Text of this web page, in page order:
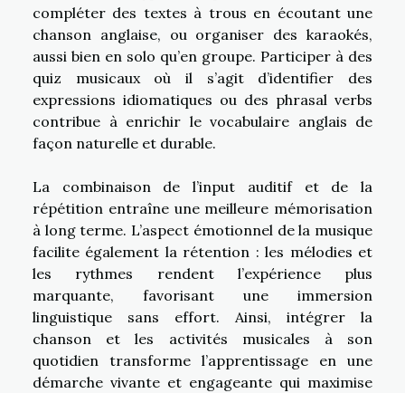
compléter des textes à trous en écoutant une
chanson anglaise, ou organiser des karaokés,
aussi bien en solo qu’en groupe. Participer à des
quiz musicaux où il s’agit d’identifier des
expressions idiomatiques ou des phrasal verbs
contribue à enrichir le vocabulaire anglais de
façon naturelle et durable.
La combinaison de l’input auditif et de la
répétition entraîne une meilleure mémorisation
à long terme. L’aspect émotionnel de la musique
facilite également la rétention : les mélodies et
les rythmes rendent l’expérience plus
marquante, favorisant une immersion
linguistique sans effort. Ainsi, intégrer la
chanson et les activités musicales à son
quotidien transforme l’apprentissage en une
démarche vivante et engageante qui maximise